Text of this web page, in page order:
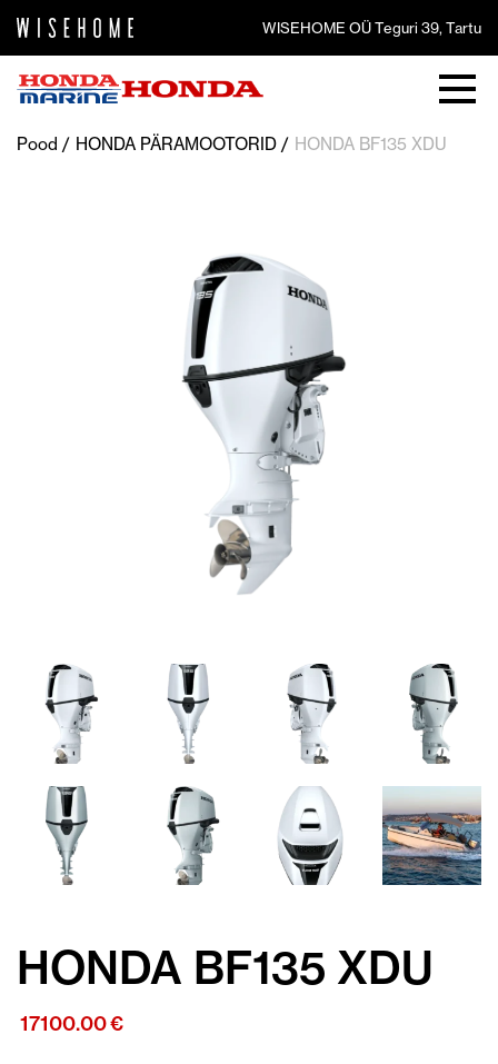
WISEHOME OÜ Teguri 39, Tartu
Pood HONDA PÄRAMOOTORID HONDA BF135 XDU
HONDA BF135 XDU
17100.00€